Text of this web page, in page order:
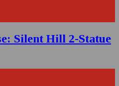
Silent Hill 2-Statue